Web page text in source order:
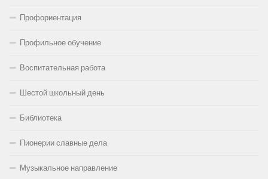
Профориентация
Профильное обучение
Воспитательная работа
Шестой школьный день
Библиотека
Пионерии славные дела
Музыкальное направление